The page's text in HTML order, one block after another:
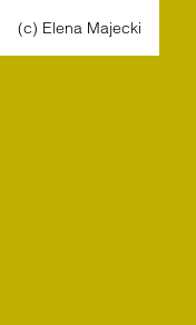
(c) Elena Majecki